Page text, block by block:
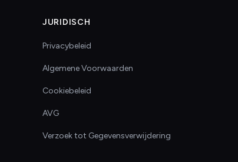
JURIDISCH
Privacybeleid
Algemene Voorwaarden
Cookiebeleid
AVG
Verzoek tot Gegevensverwijdering